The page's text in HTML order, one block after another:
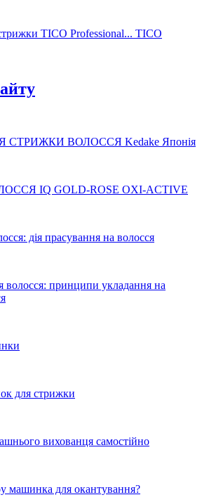
TICO Professional... TICO
ВОЛОССЯ Kedake Японія
IQ GOLD-ROSE OXI-ACTIVE
дія прасування на волосся
волосся: принципи укладання на
для стрижки
вихованця самостійно
машинка для окантування?